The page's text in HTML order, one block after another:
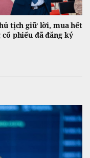
tịch giữ lời, mua hết
phiếu đã đăng ký